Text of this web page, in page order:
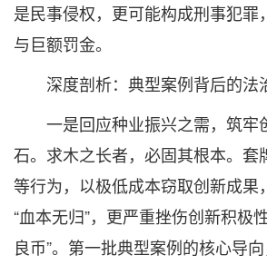
是民事侵权，更可能构成刑事犯罪
与巨额罚金。
深度剖析：典型案例背后的法
一是回应种业振兴之需，筑牢
石。求木之长者，必固其根本。套
等行为，以极低成本窃取创新成果
“血本无归”，更严重挫伤创新积极
良币”。第一批典型案例的核心导